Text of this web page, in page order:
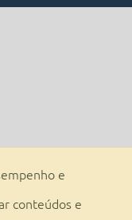
e
conteúdos e